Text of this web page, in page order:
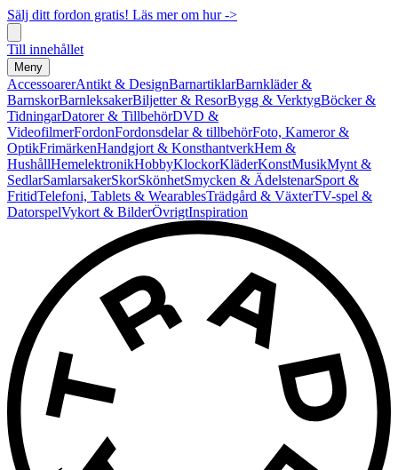
Sälj ditt fordon gratis! Läs mer om hur ->
Till innehållet
Meny
AccessoarerAntikt & DesignBarnartiklarBarnkläder &
BarnskorBarnleksakerBiljetter & ResorBygg & VerktygBöcker &
TidningarDatorer & TillbehörDVD &
VideofilmerFordonFordonsdelar & tillbehörFoto, Kameror &
OptikFrimärkenHandgjort & KonsthantverkHem &
HushållHemelektronikHobbyKlockorKläderKonstMusikMynt &
SedlarSamlarsakerSkorSkönhetSmycken & ÄdelstenarSport &
FritidTelefoni, Tablets & WearablesTrädgård & VäxterTV-spel &
DatorspelVykort & BilderÖvrigtInspiration